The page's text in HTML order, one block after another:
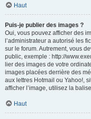
Haut
Puis-je publier des images ?
Oui, vous pouvez afficher des
l’administrateur a autorisé les
sur le forum. Autrement, vous
public, exemple : http://
lier des images de votre
images placées derrière des
aux lettres Hotmail ou Yahoo!,
afficher l’image, utilisez la
Haut